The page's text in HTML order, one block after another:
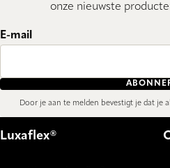
onze nieuwste
E-mail
Door je aan te melden bevestigt je dat je
Luxaflex®